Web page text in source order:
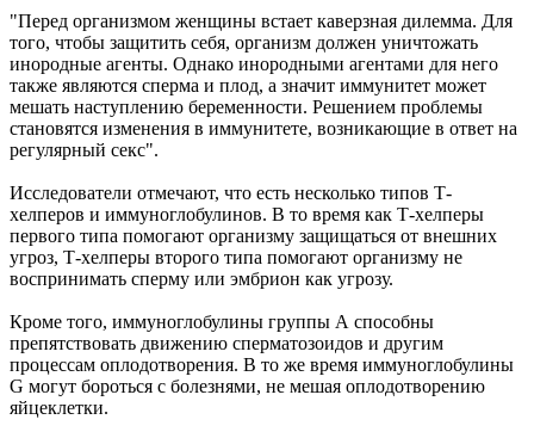
"Перед организмом женщины встает каверзная дилемма. Для
того, чтобы защитить себя, организм должен уничтожать
инородные агенты. Однако инородными агентами для него
также являются сперма и плод, а значит иммунитет может
мешать наступлению беременности. Решением проблемы
становятся изменения в иммунитете, возникающие в ответ на
регулярный секс".
Исследователи отмечают, что есть несколько типов Т-
хелперов и иммуноглобулинов. В то время как Т-хелперы
первого типа помогают организму защищаться от внешних
угроз, Т-хелперы второго типа помогают организму не
воспринимать сперму или эмбрион как угрозу.
Кроме того, иммуноглобулины группы А способны
препятствовать движению сперматозоидов и другим
процессам оплодотворения. В то же время иммуноглобулины
G могут бороться с болезнями, не мешая оплодотворению
яйцеклетки.